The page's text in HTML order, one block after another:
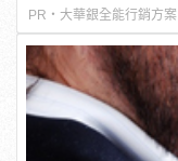
PR・大華銀全能行銷方案